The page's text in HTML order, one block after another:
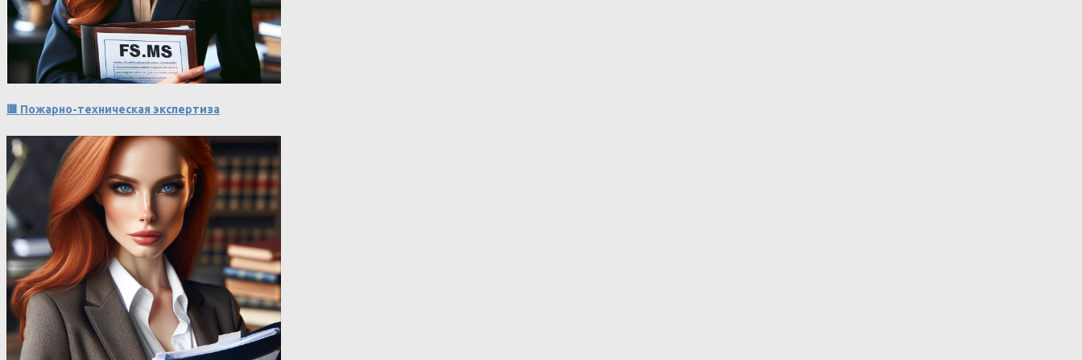
🟥 Пожарно-техническая экспертиза